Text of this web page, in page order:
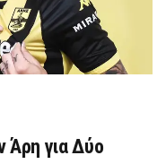
Άρη για Δύο